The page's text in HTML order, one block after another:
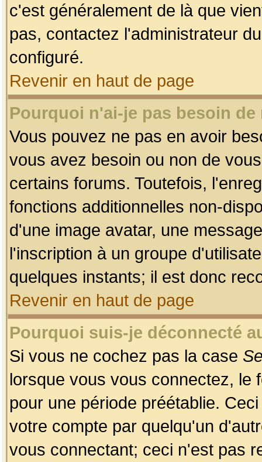
c'est généralement de là que
pas, contactez l'administrateur
configuré.
Revenir en haut de page
Pourquoi n'ai-je pas besoin
Vous pouvez ne pas en avoir
vous avez besoin ou non de
certains forums. Toutefois,
fonctions additionnelles non-
d'une image avatar, une
l'inscription à un groupe
quelques instants; il est donc
Revenir en haut de page
Pourquoi suis-je déconnecté
Si vous ne cochez pas la case
lorsque vous vous connectez, le
pour une période préétablie.
votre compte par quelqu'un
vous connectant; ceci n'est pas